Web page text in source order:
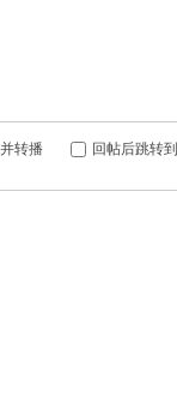
转播 回帖后跳转